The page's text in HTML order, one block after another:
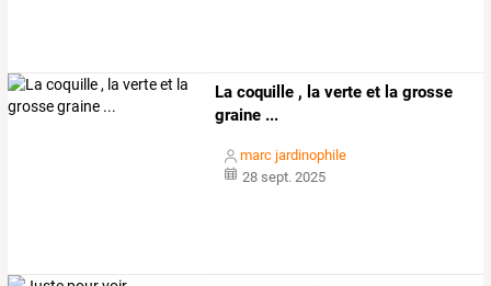
La coquille , la verte et la grosse
graine ...
marc jardinophile
28 sept. 2025